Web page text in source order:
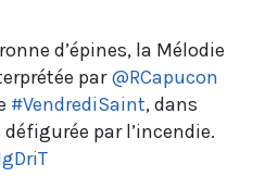
d’épines, la Mélodie
par@RCapucon
#VendrediSaint, dans
défigurée par l’incendie.